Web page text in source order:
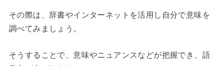
その際は、辞書やインターネットを活用し自分で意味を
調べてみましょう。
そうすることで、意味やニュアンスなどが把握でき、語